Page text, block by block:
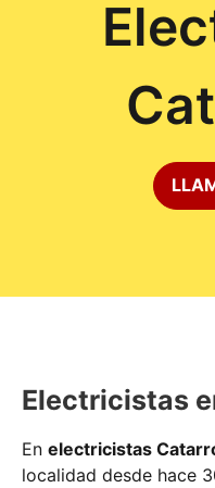
Electricistas
En electricistas
localidad desde hace